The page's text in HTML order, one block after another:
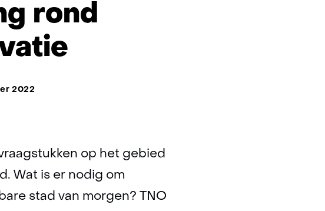
samenwerking
mobiliteitsinnovatie
rond
2022
op het gebied
Wat is er nodig om
stad van morgen? TNO